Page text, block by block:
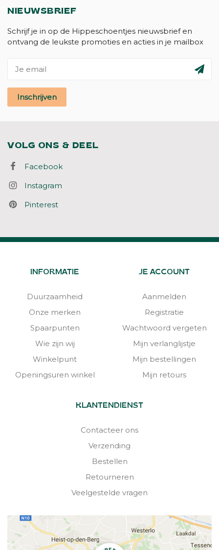
NIEUWSBRIEF
Schrijf je in op de Hippeschoentjes nieuwsbrief en
ontvang de leukste promoties en acties in je mailbox
Inschrijven
VOLG ONS & DEEL
Facebook
Instagram
Pinterest
INFORMATIE
Duurzaamheid
Onze merken
Spaarpunten
Wie zijn wij
Winkelpunt
Openingsuren winkel
JE ACCOUNT
Aanmelden
Registratie
Wachtwoord vergeten
Mijn verlanglijstje
Mijn bestellingen
Mijn retours
KLANTENDIENST
Contacteer ons
Verzending
Bestellen
Retourneren
Veelgestelde vragen